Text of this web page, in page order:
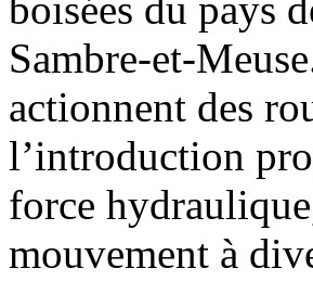
Sambre-et-
actionnent des
l’introduction
force
mouvement à